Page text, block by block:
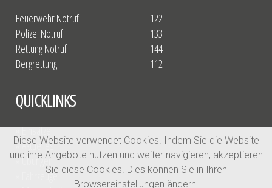
Feuerwehr Notruf
Polizei Notruf
Rettung Notruf
Bergrettung
122
133
144
112
QUICKLINKS
» Einsätze
» Aktuelles
» Übungen
» Fahrzeuge
Diese Website verwendet Cookies. Indem Sie die Website
und ihre Angebote nutzen und weiter navigieren, akzeptieren
Sie diese Cookies. Dies können Sie in Ihren
Browsereinstellungen ändern.